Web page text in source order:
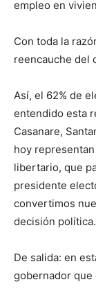
empleo en
Con toda la
reencauche del
Así, el 62% de
entendido esta
Casanare,
hoy
libertario, que
presidente
convertimos
decisión política.
De salida: en
gobernador que